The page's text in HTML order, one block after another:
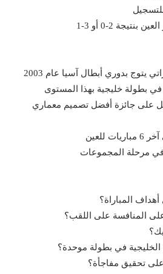
2-0 أو 3-1
يتوج بدوري أبطال آسيا عام 2003
بطولة خليجية بهذا المستوى
على جائزة أفضل تصميم معماري
المباراة؟
المنافسة على اللقب؟
في بطولة موحدة؟
تحقيق مفاجأة؟